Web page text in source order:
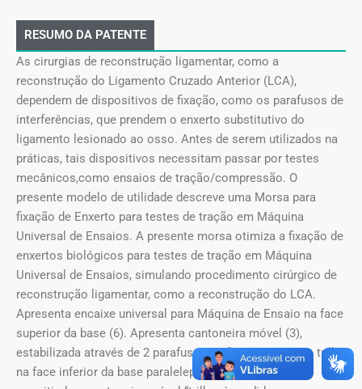
RESUMO DA PATENTE
As cirurgias de reconstrução ligamentar, como a
reconstrução do Ligamento Cruzado Anterior (LCA),
dependem de dispositivos de fixação, como os parafusos de
interferências, que prendem o enxerto substitutivo do
ligamento lesionado ao osso. Antes de serem utilizados na
práticas, tais dispositivos necessitam passar por testes
mecânicos,como ensaios de tração/compressão. O
presente modelo de utilidade descreve uma Morsa para
fixação de Enxerto para testes de tração em Máquina
Universal de Ensaios. A presente morsa otimiza a fixação de
enxertos biológicos para testes de tração em Máquina
Universal de Ensaios, simulando procedimento cirúrgico de
reconstrução ligamentar, como a reconstrução do LCA.
Apresenta encaixe universal para Máquina de Ensaio na face
superior da base (6). Apresenta cantoneira móvel (3),
estabilizada através de 2 parafusos na fresta que serve trilho
na face inferior da base paralelepipedal (1) da Morsa,